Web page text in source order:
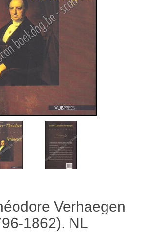
Verhaegen
1862). NL